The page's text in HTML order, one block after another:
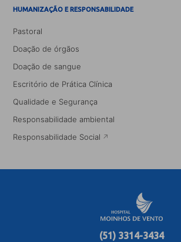
HUMANIZAÇÃO E RESPONSABILIDADE
Pastoral
Doação de órgãos
Doação de sangue
Escritório de Prática Clínica
Qualidade e Segurança
Responsabilidade ambiental
Responsabilidade Social
(51) 3314-3434